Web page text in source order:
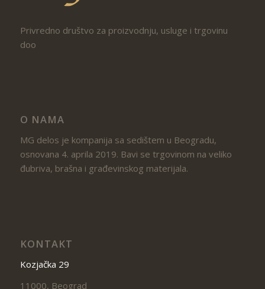
Privredno društvo za proizvodnju, usluge i trgovinu
doo
O NAMA
MG delos je kompanija sa sedištem u Beogradu,
osnovana 4. aprila 2019. Bavi se trgovinom na veliko
đubriva, brašna i građevinskog materijala.
KONTAKT
Kozjačka 29
11000, Beograd